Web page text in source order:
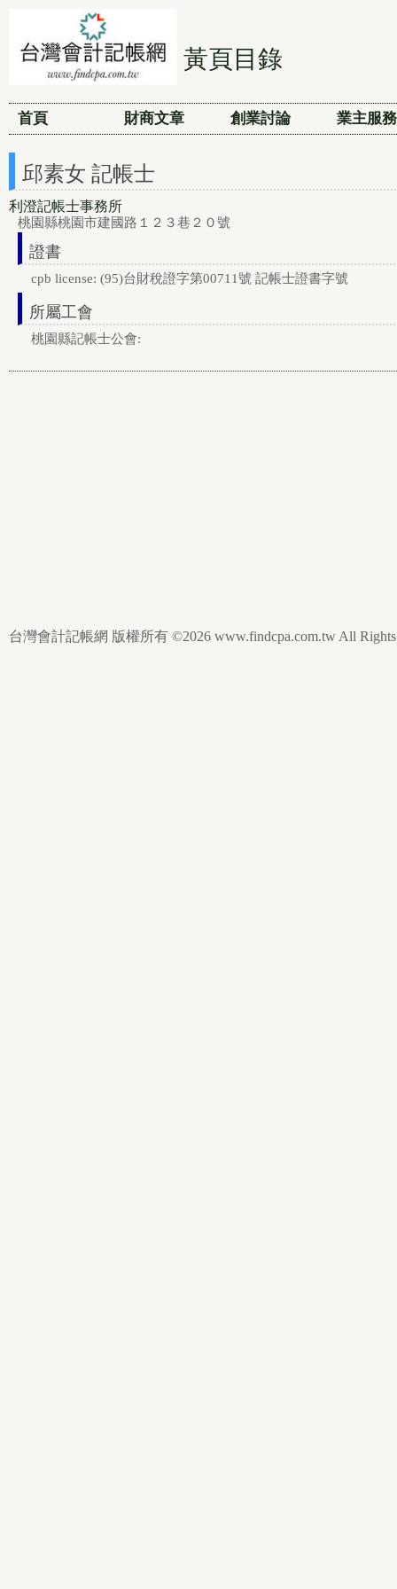
黃頁目錄
首頁 財商文章 創業討論 業主服務
邱素女 記帳士
利澄記帳士事務所
桃園縣桃園市建國路１２３巷２０號
證書
cpb license: (95)台財稅證字第00711號 記帳士證書字號
所屬工會
桃園縣記帳士公會:
台灣會計記帳網 版權所有 ©2026 www.findcpa.com.tw All Rights